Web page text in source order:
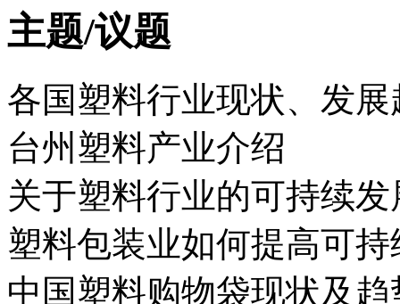
主题/议题
各国塑料行业现状、发
台州塑料产业介绍
关于塑料行业的可持续发
塑料包装业如何提高可持
中国塑料购物袋现状及趋